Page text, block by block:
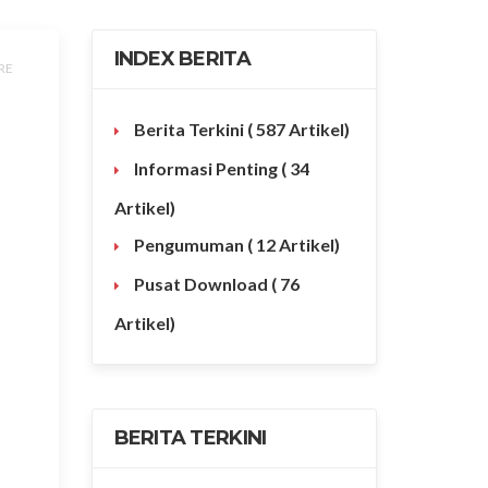
INDEX BERITA
Berita Terkini ( 587 Artikel)
Informasi Penting ( 34
Artikel)
Pengumuman ( 12 Artikel)
Pusat Download ( 76
Artikel)
BERITA TERKINI